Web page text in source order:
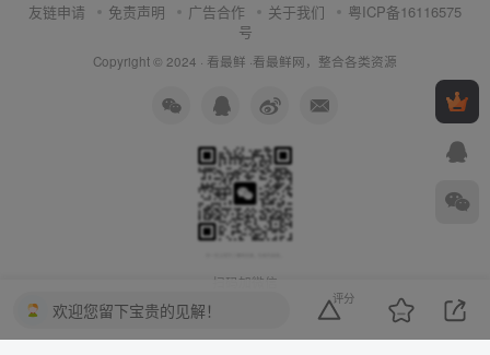
友链申请 免责声明 广告合作 关于我们
粤ICP备16116575
号
Copyright © 2024 · 看最鲜 ·看最鲜网，整合各类资源
扫码加微信
欢迎您留下宝贵的见解！
评分